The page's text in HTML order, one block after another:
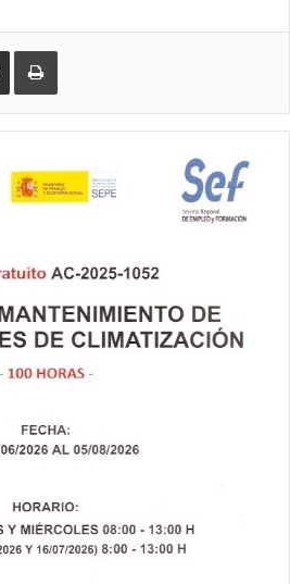
Compartir por correo electrónicoImprimir